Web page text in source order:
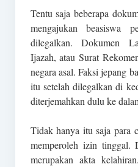
Tentu saja beberapa
mengajukan beasiswa
dilegalkan. Dokumen
Ijazah, atau Surat
negara asal. Faksi jepang
itu setelah dilegalkan di
diterjemahkan dulu ke
Tidak hanya itu saja para
memperoleh izin tinggal.
merupakan akta